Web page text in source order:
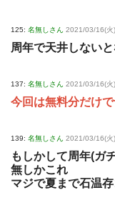
125: 名無しさん 2021/03/16(
周年で天井しない
137: 名無しさん 2021/03/16(
今回は無料分だけ
139: 名無しさん 2021/03/16(
もしかして周年(ガ
無しかこれ
マジで夏まで石温